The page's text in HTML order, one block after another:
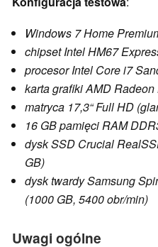
Windows 7 Home
chipset Intel HM67
procesor Intel Core i7
karta grafiki AMD
matryca 17,3“ Full HD
16 GB pamięci RAM
dysk SSD Crucial
GB)
dysk twardy Samsung
(1000 GB, 5400 obr/min)
Uwagi ogólne